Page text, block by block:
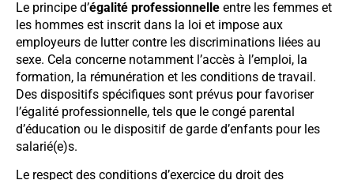
Le principe d’égalité professionnelle entre les femmes et
les hommes est inscrit dans la loi et impose aux
employeurs de lutter contre les discriminations liées au
sexe. Cela concerne notamment l’accès à l’emploi, la
formation, la rémunération et les conditions de travail.
Des dispositifs spécifiques sont prévus pour favoriser
l’égalité professionnelle, tels que le congé parental
d’éducation ou le dispositif de garde d’enfants pour les
salarié(e)s.
Le respect des conditions d’exercice du droit des